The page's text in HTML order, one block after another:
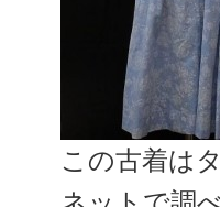
この古着は